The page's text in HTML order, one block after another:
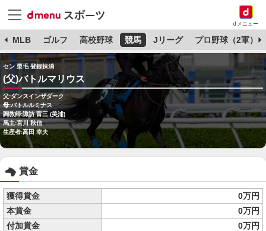
dメニュー
MLB ゴルフ 高校野球 競馬 Jリーグ プロ野球（2軍）
セン 栗毛 登録抹消
(父)バトルマリウス
父:ダンスインザダーク
母:バトルルミナス
調教師:諏訪 富三 (美浦)
馬主:宮川 秋信
生産者:高田 幸夫
賞金
獲得賞金
0万円
本賞金
0万円
付加賞金
0万円